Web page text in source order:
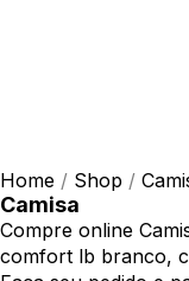
Home / Shop /
Camisa
Compre online
comfort lb branco,